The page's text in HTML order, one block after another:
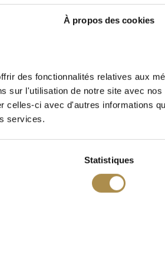
À propos des cookies
des fonctionnalités relatives aux
sur l'utilisation de notre site avec nos
celles-ci avec d'autres informations
services.
Statistiques